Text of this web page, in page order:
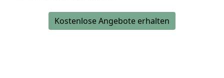
Kostenlose Angebote erhalten